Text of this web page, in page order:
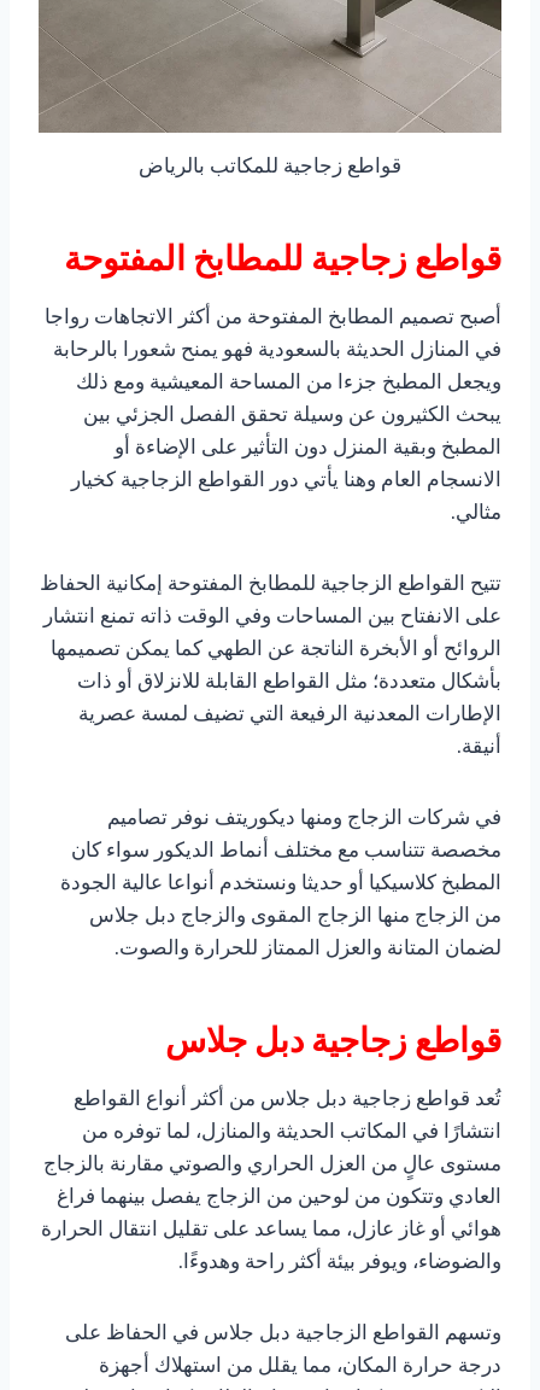
قواطع زجاجية للمكاتب بالرياض
قواطع زجاجية للمطابخ المفتوحة
أصبح تصميم المطابخ المفتوحة من أكثر الاتجاهات رواجا
في المنازل الحديثة بالسعودية فهو يمنح شعورا بالرحابة
ويجعل المطبخ جزءا من المساحة المعيشية ومع ذلك
يبحث الكثيرون عن وسيلة تحقق الفصل الجزئي بين
المطبخ وبقية المنزل دون التأثير على الإضاءة أو
الانسجام العام وهنا يأتي دور القواطع الزجاجية كخيار
مثالي.
تتيح القواطع الزجاجية للمطابخ المفتوحة إمكانية الحفاظ
على الانفتاح بين المساحات وفي الوقت ذاته تمنع انتشار
الروائح أو الأبخرة الناتجة عن الطهي كما يمكن تصميمها
بأشكال متعددة؛ مثل القواطع القابلة للانزلاق أو ذات
الإطارات المعدنية الرفيعة التي تضيف لمسة عصرية
أنيقة.
في شركات الزجاج ومنها ديكوريتف نوفر تصاميم
مخصصة تتناسب مع مختلف أنماط الديكور سواء كان
المطبخ كلاسيكيا أو حديثا ونستخدم أنواعا عالية الجودة
من الزجاج منها الزجاج المقوى والزجاج دبل جلاس
لضمان المتانة والعزل الممتاز للحرارة والصوت.
قواطع زجاجية دبل جلاس
تُعد قواطع زجاجية دبل جلاس من أكثر أنواع القواطع
انتشارًا في المكاتب الحديثة والمنازل، لما توفره من
مستوى عالٍ من العزل الحراري والصوتي مقارنة بالزجاج
العادي وتتكون من لوحين من الزجاج يفصل بينهما فراغ
هوائي أو غاز عازل، مما يساعد على تقليل انتقال الحرارة
والضوضاء، ويوفر بيئة أكثر راحة وهدوءًا.
وتسهم القواطع الزجاجية دبل جلاس في الحفاظ على
درجة حرارة المكان، مما يقلل من استهلاك أجهزة